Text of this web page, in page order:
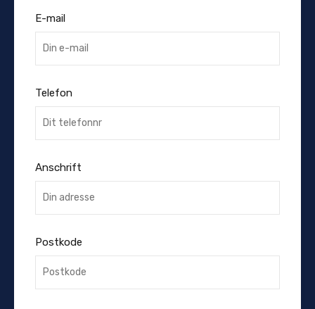
E-mail
Telefon
Anschrift
Postkode